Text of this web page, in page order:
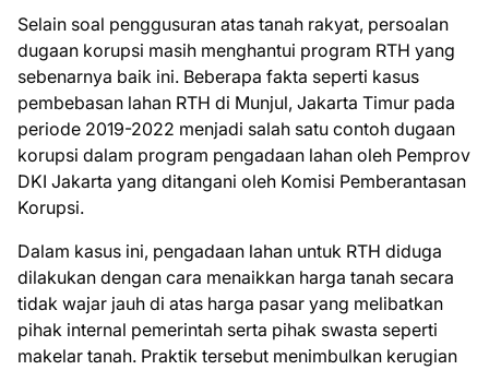
Selain soal penggusuran atas tanah rakyat, persoalan
dugaan korupsi masih menghantui program RTH yang
sebenarnya baik ini. Beberapa fakta seperti kasus
pembebasan lahan RTH di Munjul, Jakarta Timur pada
periode 2019-2022 menjadi salah satu contoh dugaan
korupsi dalam program pengadaan lahan oleh Pemprov
DKI Jakarta yang ditangani oleh Komisi Pemberantasan
Korupsi.
Dalam kasus ini, pengadaan lahan untuk RTH diduga
dilakukan dengan cara menaikkan harga tanah secara
tidak wajar jauh di atas harga pasar yang melibatkan
pihak internal pemerintah serta pihak swasta seperti
makelar tanah. Praktik tersebut menimbulkan kerugian